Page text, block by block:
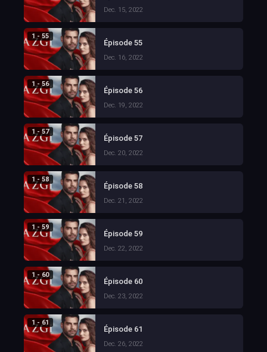
Dec. 15, 2022
1 - 55
Épisode 55
Dec. 16, 2022
1 - 56
Épisode 56
Dec. 19, 2022
1 - 57
Épisode 57
Dec. 20, 2022
1 - 58
Épisode 58
Dec. 21, 2022
1 - 59
Épisode 59
Dec. 22, 2022
1 - 60
Épisode 60
Dec. 23, 2022
1 - 61
Épisode 61
Dec. 26, 2022